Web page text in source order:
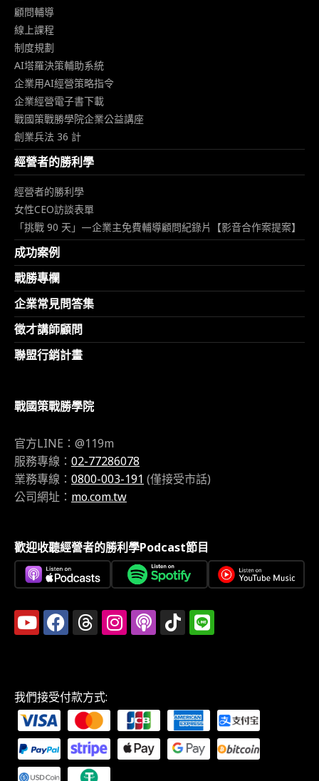
顧問輔導
線上課程
制度規劃
AI塔羅決策輔助系統
企業用AI經營策略指令
企業經營電子書下載
戰國策戰勝學院企業公益講座
創業兵法 36 計
經營者的勝利學
經營者的勝利學
女性CEO訪談表單
「挑戰 90 天」—企業主免費輔導顧問紀錄片【影音合作案提案】
成功案例
戰勝專欄
企業常見問答集
徵才講師顧問
聯盟行銷計畫
戰國策戰勝學院
官方LINE：@119m
服務專線： 02-77286078
業務專線： 0800-003-191 (僅接受市話)
公司網址： mo.com.tw
歡迎收聽經營者的勝利學Podcast節目
我們接受付款方式: